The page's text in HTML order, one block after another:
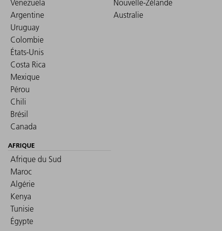
Venezuela
Argentine
Uruguay
Colombie
États-Unis
Costa Rica
Mexique
Pérou
Chili
Brésil
Canada
Nouvelle-Zélande
Australie
AFRIQUE
Afrique du Sud
Maroc
Algérie
Kenya
Tunisie
Égypte